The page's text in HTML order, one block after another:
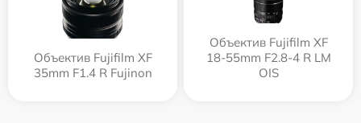
Объектив Fujifilm XF
35mm F1.4 R Fujinon
Объектив Fujifilm XF
18-55mm F2.8-4 R LM
OIS